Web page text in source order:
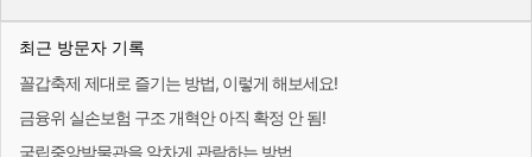
최근 방문자 기록
꼴갑축제 제대로 즐기는 방법, 이렇게 해보세요!
금융위 실손보험 구조 개혁안 아직 확정 안 됨!
국립중앙박물관을 알차게 관람하는 방법